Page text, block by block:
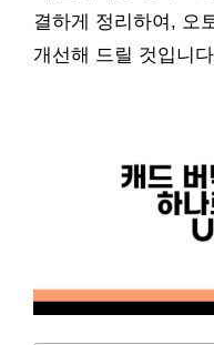
결하게 정리하여, 오
개선해 드릴 것입니